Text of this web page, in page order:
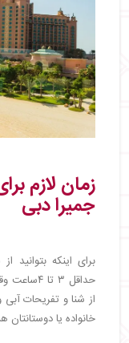
زمان لازم
جمیرا دبی
برای اینکه بتوانید
حداقل ۳
از شنا و تفریحات
خانواده یا